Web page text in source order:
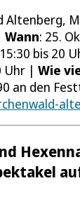
Altenberg,
Wann: 25.
bis 20
Uhr | Wie
an den